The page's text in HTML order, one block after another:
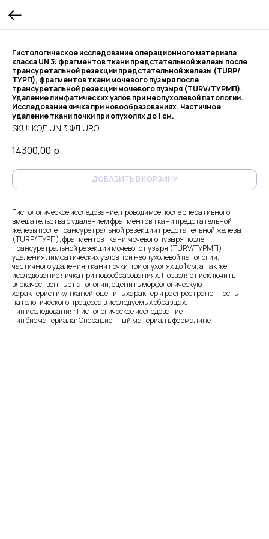
Гистологическое исследование операционного материала
класса UN 3: фрагментов ткани предстательной железы после
трансуретальной резекции предстательной железы (TURP/
ТУРП), фрагментов ткани мочевого пузыря после
трансуретальной резекции мочевого пузыря (TURV/ТУРМП).
Удаление лимфатических узлов при неопухолевой патологии.
Исследование яичка при новообразованиях. Частичное
удаление ткани почки при опухолях до 1 см.
SKU: КОД UN 3 ФЛ URO
14300,00 р.
ДОБАВИТЬ В КОРЗИНУ
Гистологическое исследование, проводимое после оперативного
вмешательства с удалением фрагментов ткани предстательной
железы после трансуретральной резекции предстательной железы
(TURP/ ТУРП), фрагментов ткани мочевого пузыря после
трансуретральной резекции мочевого пузыря (TURV/ТУРМП),
удаления лимфатических узлов при неопухолевой патологии,
частичного удаления ткани почки при опухолях до 1 см, а так же
исследование яичка при новообразованиях. Позволяет исключить
злокачественные патологии, оценить морфологическую
характеристику тканей, оценить характер и распространенность
патологического процесса в исследуемых образцах.
Тип исследования: Гистологическое исследование
Тип биоматериала: Операционный материал в формалине